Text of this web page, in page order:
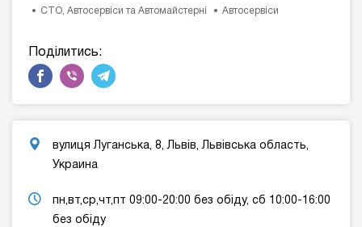
СТО, Автосервіси та Автомайстерні Автосервіси
Поділитись:
вулиця Луганська, 8, Львів, Львівська область,
Украина
пн,вт,ср,чт,пт 09:00-20:00 без обіду, сб 10:00-16:00
без обіду